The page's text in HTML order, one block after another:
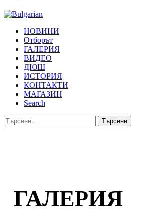
НОВИНИ
Отборът
ГАЛЕРИЯ
ВИДЕО
ДЮШ
ИСТОРИЯ
КОНТАКТИ
МАГАЗИН
Search
Търсене
за:
ГАЛЕРИЯ